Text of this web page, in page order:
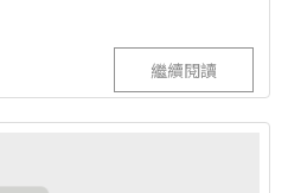
繼續閱讀